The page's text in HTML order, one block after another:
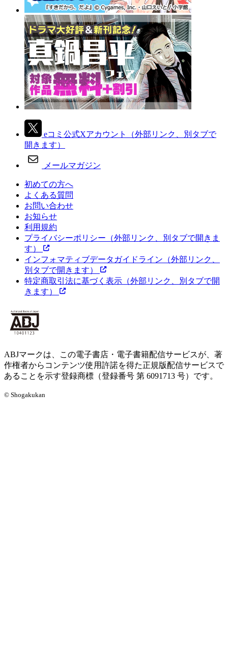
eコミ公式Xアカウント
（外部リンク、別タブで
開きます）
メールマガジン
初めての方へ
よくある質問
お問い合わせ
お知らせ
利用規約
プライバシーポリシー （外部リンク、別タブで開きま
す）
インフォマティブデータガイドライン （外部リンク、
別タブで開きます）
特定商取引法に基づく表示 （外部リンク、別タブで開
きます）
ABJマークは、この電子書店・電子書籍配信サービスが、著
作権者からコンテンツ使用許諾を得た正規版配信サービスで
あることを示す登録商標（登録番号 第 6091713 号）です。
© Shogakukan